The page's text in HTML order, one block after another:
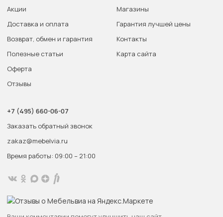
Акции
Доставка и оплата
Возврат, обмен и гарантия
Полезные статьи
Оферта
Отзывы
Магазины
Гарантия лучшей цены
Контакты
Карта сайта
+7 (495) 660-06-07
Заказать обратный звонок
zakaz@mebelvia.ru
Время работы: 09:00 – 21:00